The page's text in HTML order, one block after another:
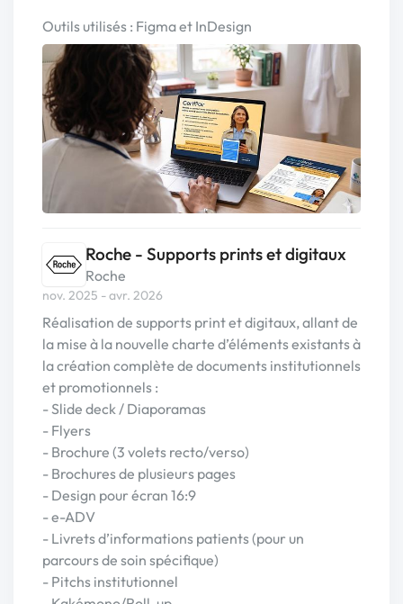
Outils utilisés : Figma et InDesign
Roche - Supports prints et digitaux
Roche
nov. 2025 - avr. 2026
Réalisation de supports print et digitaux, allant de
la mise à la nouvelle charte d’éléments existants à
la création complète de documents institutionnels
et promotionnels :
- Slide deck / Diaporamas
- Flyers
- Brochure (3 volets recto/verso)
- Brochures de plusieurs pages
- Design pour écran 16:9
- e-ADV
- Livrets d’informations patients (pour un
parcours de soin spécifique)
- Pitchs institutionnel